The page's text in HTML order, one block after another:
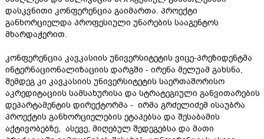
დასკვნითი კონფერენცია გაიმართა. პროექტი
განხორციელდა პროფესიული უნარების სააგენტოს
მხარდაჭერით.
კონფერენცია კავკასიის უნივერსიტეტის ვიცე-პრეზიდენტმა
ინტერნაციონალიზაციის დარგში - ირენა მელუამ გახსნა,
შემდეგ კი კავკასიის უნივერსიტეტის საერთაშორისო
აკრედიტაციის სამსახურისა და სტრატეგიული განვითარების
დეპარტამენტის დირექტორმა - ირმა გრძელიძემ ისაუბრა
პროექტის განხორციელების ეტაპებსა და შესაბამის
აქტივობებზე, ასევე, მიღებულ შედეგებსა და მათი